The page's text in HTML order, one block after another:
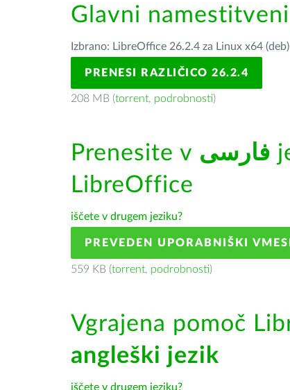
Glavni
Izbrano: LibreOffice 26.2.4 za Linux x64
PRENESI RAZLIČICO 26.2.4
208 MB (torrent, podrobnosti)
Prenesite v فارسى
LibreOffice
iščete v drugem jeziku?
PREVEDEN UPORABNIŠKI
559 KB (torrent, podrobnosti)
Vgrajena pomoč
angleški jezik
iščete v drugem jeziku?